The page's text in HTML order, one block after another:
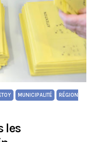
MUNICIPALITÉ RÉGION
les